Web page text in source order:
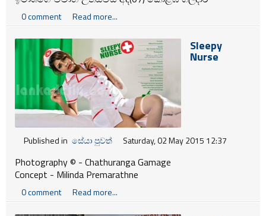
හෝටලයේදී උඩරට චාරිත්‍රානුකූලව මේ වනවිට
පැවැත්වෙනවා.
0 comment Read more...
Sleepy
Nurse
Published in සේයා පුවත් Saturday, 02 May 2015 12:37
Photography © - Chathuranga Gamage
Concept - Milinda Premarathne
Models - Nilu Tanasha, Nishan ID
Hair & Makeup - Dushmantha Shanaka Kumara
Costume - Mark Stevensont (USA)
0 comment Read more...